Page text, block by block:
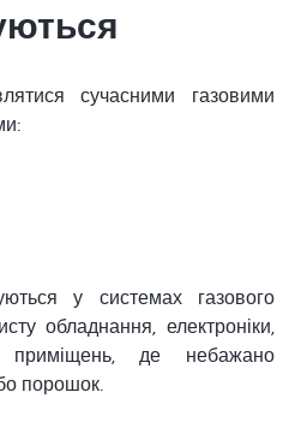
сучасними газовими
у системах газового
обладнання, електроніки,
приміщень, де небажано
порошок.